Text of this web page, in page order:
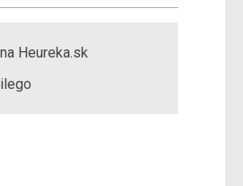
Heureka.sk